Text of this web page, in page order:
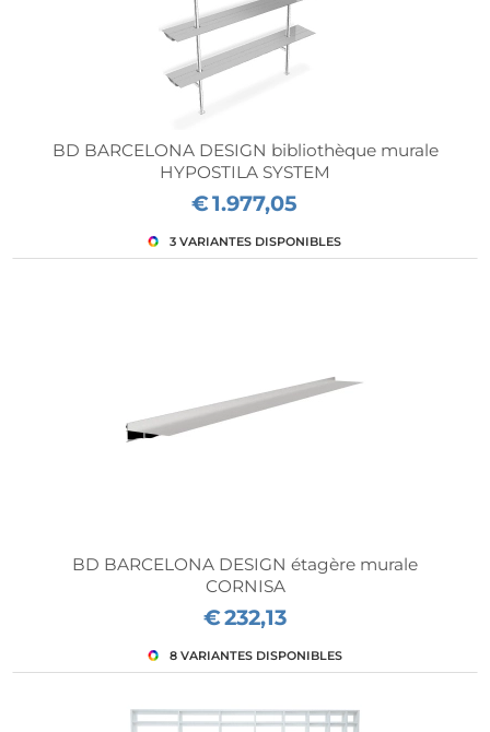
BD BARCELONA DESIGN bibliothèque murale
HYPOSTILA SYSTEM
€1.977,05
BD BARCELONA DESIGN étagère murale
CORNISA
€232,13